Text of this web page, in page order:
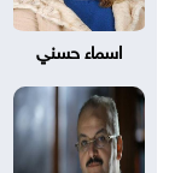
اسماء حسني